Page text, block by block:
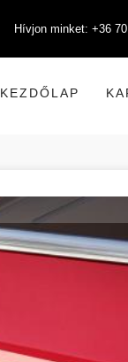
Hívjon minket: +36
KEZDŐLAP